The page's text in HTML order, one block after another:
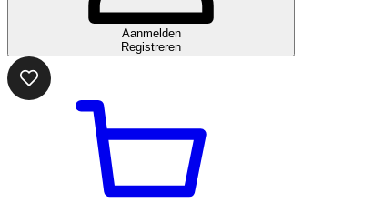
Aanmelden
Registreren